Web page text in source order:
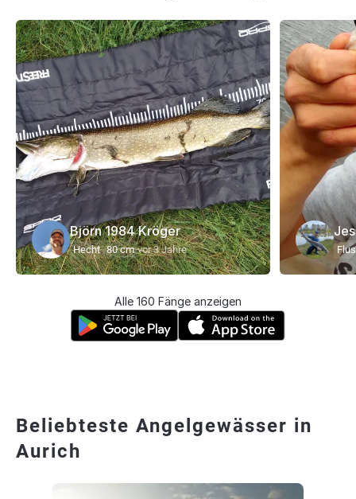
Björn 1984 Kröger
Hecht 80 cm vor 3 Jahre
Alle 160 Fänge anzeigen
Beliebteste Angelgewässer in
Aurich